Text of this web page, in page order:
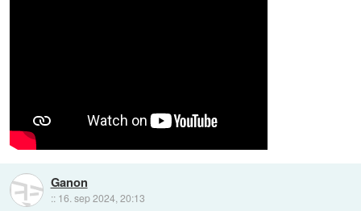
Ganon
:: 16. sep 2024, 20:13